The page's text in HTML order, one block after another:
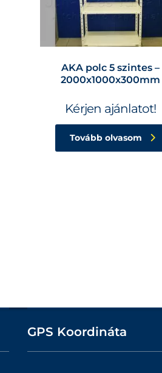
AKA polc 5 szintes –
2000x1000x300mm
Kérjen ajánlatot!
Tovább olvasom
GPS Koordináta